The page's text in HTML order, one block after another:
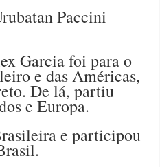
Paccini
Garcia foi para o
e das Américas,
De lá, partiu
e Europa.
e participou